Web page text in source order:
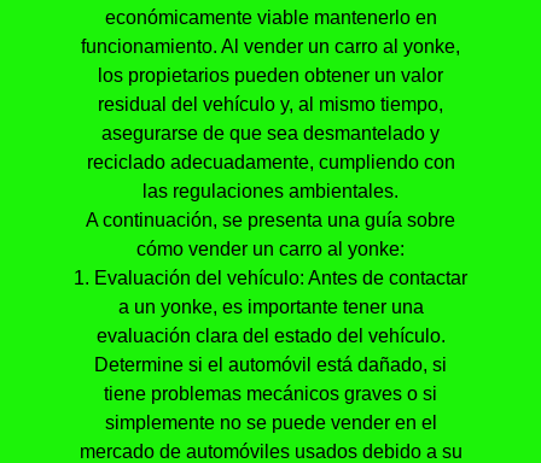
económicamente viable mantenerlo en
funcionamiento. Al vender un carro al yonke,
los propietarios pueden obtener un valor
residual del vehículo y, al mismo tiempo,
asegurarse de que sea desmantelado y
reciclado adecuadamente, cumpliendo con
las regulaciones ambientales.
A continuación, se presenta una guía sobre
cómo vender un carro al yonke:
1. Evaluación del vehículo: Antes de contactar
a un yonke, es importante tener una
evaluación clara del estado del vehículo.
Determine si el automóvil está dañado, si
tiene problemas mecánicos graves o si
simplemente no se puede vender en el
mercado de automóviles usados debido a su